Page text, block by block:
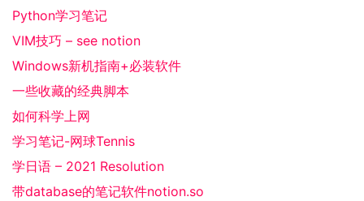
Python学习笔记
VIM技巧 – see notion
Windows新机指南+必装软件
一些收藏的经典脚本
如何科学上网
学习笔记-网球Tennis
学日语 – 2021 Resolution
带database的笔记软件notion.so